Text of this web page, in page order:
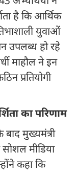
है कि आर्थिक
युवाओं
उपलब्ध हो रहे
माहौल ने इन
प्रतियोगी
का परिणाम
मुख्यमंत्री
मीडिया
कहा कि